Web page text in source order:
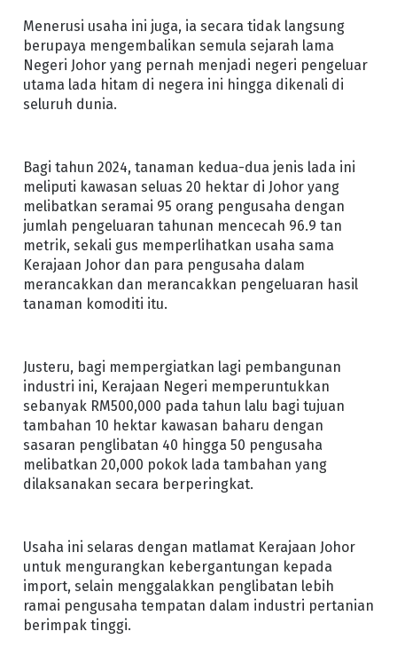
Menerusi usaha ini juga, ia secara tidak langsung
berupaya mengembalikan semula sejarah lama
Negeri Johor yang pernah menjadi negeri pengeluar
utama lada hitam di negera ini hingga dikenali di
seluruh dunia.
Bagi tahun 2024, tanaman kedua-dua jenis lada ini
meliputi kawasan seluas 20 hektar di Johor yang
melibatkan seramai 95 orang pengusaha dengan
jumlah pengeluaran tahunan mencecah 96.9 tan
metrik, sekali gus memperlihatkan usaha sama
Kerajaan Johor dan para pengusaha dalam
merancakkan dan merancakkan pengeluaran hasil
tanaman komoditi itu.
Justeru, bagi mempergiatkan lagi pembangunan
industri ini, Kerajaan Negeri memperuntukkan
sebanyak RM500,000 pada tahun lalu bagi tujuan
tambahan 10 hektar kawasan baharu dengan
sasaran penglibatan 40 hingga 50 pengusaha
melibatkan 20,000 pokok lada tambahan yang
dilaksanakan secara berperingkat.
Usaha ini selaras dengan matlamat Kerajaan Johor
untuk mengurangkan kebergantungan kepada
import, selain menggalakkan penglibatan lebih
ramai pengusaha tempatan dalam industri pertanian
berimpak tinggi.